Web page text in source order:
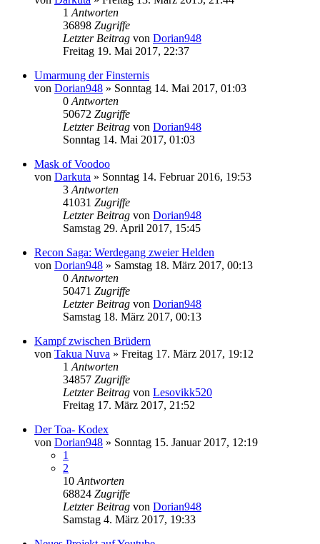
1 Antworten
36898 Zugriffe
Letzter Beitrag von Dorian948
Freitag 19. Mai 2017, 22:37
Umarmung der Finsternis
von Dorian948 » Sonntag 14. Mai 2017, 01:03
0 Antworten
50672 Zugriffe
Letzter Beitrag von Dorian948
Sonntag 14. Mai 2017, 01:03
Mask of Voodoo
von Darkuta » Sonntag 14. Februar 2016, 19:53
3 Antworten
41031 Zugriffe
Letzter Beitrag von Dorian948
Samstag 29. April 2017, 15:45
Recon Saga: Werdegang zweier Helden
von Dorian948 » Samstag 18. März 2017, 00:13
0 Antworten
50471 Zugriffe
Letzter Beitrag von Dorian948
Samstag 18. März 2017, 00:13
Kampf zwischen Brüdern
von Takua Nuva » Freitag 17. März 2017, 19:12
1 Antworten
34857 Zugriffe
Letzter Beitrag von Lesovikk520
Freitag 17. März 2017, 21:52
Der Toa- Kodex
von Dorian948 » Sonntag 15. Januar 2017, 12:19
1
2
10 Antworten
68824 Zugriffe
Letzter Beitrag von Dorian948
Samstag 4. März 2017, 19:33